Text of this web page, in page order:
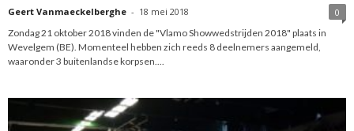
Geert Vanmaeckelberghe - 18 mei 2018
0
Zondag 21 oktober 2018 vinden de "Vlamo Showwedstrijden 2018" plaats in
Wevelgem (BE). Momenteel hebben zich reeds 8 deelnemers aangemeld,
waaronder 3 buitenlandse korpsen....